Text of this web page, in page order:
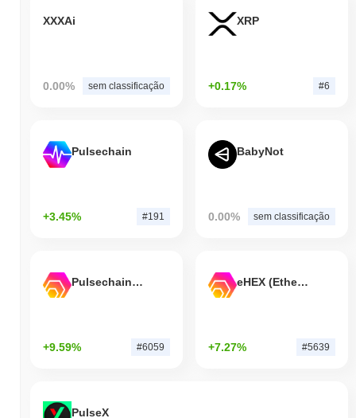
XXXAi
0.00% sem classificação
XRP
+0.17% #6
Pulsechain
+3.45% #191
BabyNot
0.00% sem classificação
Pulsechain Bridged HEX (Pulsechain)
+9.59% #6059
eHEX (Ethereum)
+7.27% #5639
PulseX